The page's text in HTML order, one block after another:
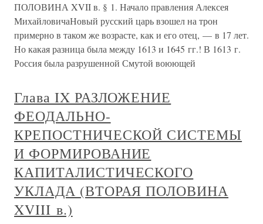
ПОЛОВИНА XVII в. § 1. Начало правления Алексея
МихайловичаНовый русский царь взошел на трон
примерно в таком же возрасте, как и его отец, — в 17 лет.
Но какая разница была между 1613 и 1645 гг.! В 1613 г.
Россия была разрушенной Смутой воюющей
Глава IX РАЗЛОЖЕНИЕ
ФЕОДАЛЬНО-
КРЕПОСТНИЧЕСКОЙ СИСТЕМЫ
И ФОРМИРОВАНИЕ
КАПИТАЛИСТИЧЕСКОГО
УКЛАДА (ВТОРАЯ ПОЛОВИНА
XVIII в.)